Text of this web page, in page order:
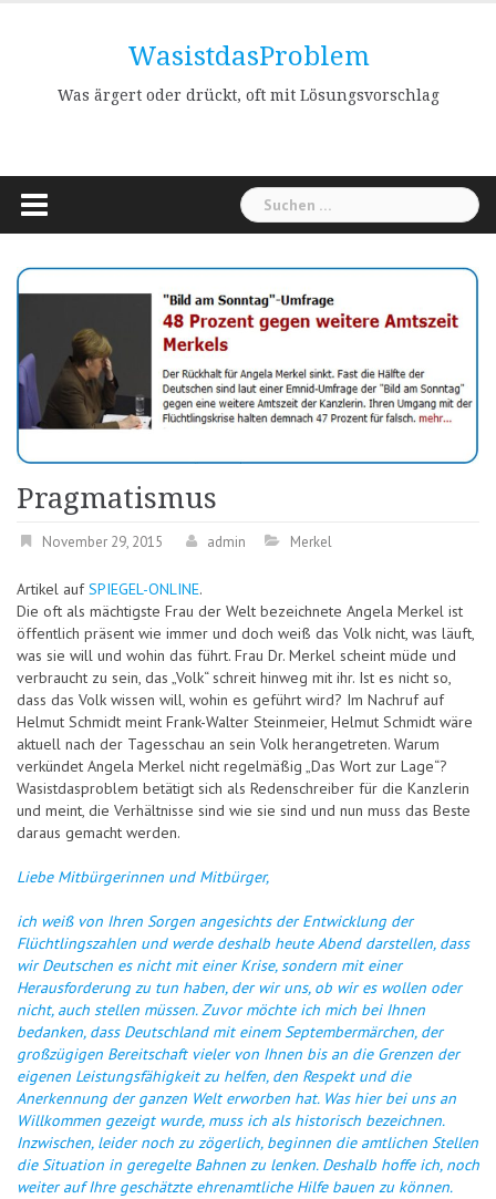
WasistdasProblem
Was ärgert oder drückt, oft mit Lösungsvorschlag
Suchen
nach:
Pragmatismus
November 29, 2015 admin Merkel
Artikel aufSPIEGEL-ONLINE.
Die oft als mächtigste Frau der Welt bezeichnete Angela Merkel ist
öffentlich präsent wie immer und doch weiß das Volk nicht, was läuft,
was sie will und wohin das führt. Frau Dr. Merkel scheint müde und
verbraucht zu sein, das „Volk“ schreit hinweg mit ihr. Ist es nicht so,
dass das Volk wissen will, wohin es geführt wird? Im Nachruf auf
Helmut Schmidt meint Frank-Walter Steinmeier, Helmut Schmidt wäre
aktuell nach der Tagesschau an sein Volk herangetreten. Warum
verkündet Angela Merkel nicht regelmäßig „Das Wort zur Lage“?
Wasistdasproblem betätigt sich als Redenschreiber für die Kanzlerin
und meint, die Verhältnisse sind wie sie sind und nun muss das Beste
daraus gemacht werden.
Liebe Mitbürgerinnen und Mitbürger,
ich weiß von Ihren Sorgen angesichts der Entwicklung der
Flüchtlingszahlen und werde deshalb heute Abend darstellen, dass
wir Deutschen es nicht mit einer Krise, sondern mit einer
Herausforderung zu tun haben, der wir uns, ob wir es wollen oder
nicht, auch stellen müssen. Zuvor möchte ich mich bei Ihnen
bedanken, dass Deutschland mit einem Septembermärchen, der
großzügigen Bereitschaft vieler von Ihnen bis an die Grenzen der
eigenen Leistungsfähigkeit zu helfen, den Respekt und die
Anerkennung der ganzen Welt erworben hat. Was hier bei uns an
Willkommen gezeigt wurde, muss ich als historisch bezeichnen.
Inzwischen, leider noch zu zögerlich, beginnen die amtlichen Stellen
die Situation in geregelte Bahnen zu lenken. Deshalb hoffe ich, noch
weiter auf Ihre geschätzte ehrenamtliche Hilfe bauen zu können.